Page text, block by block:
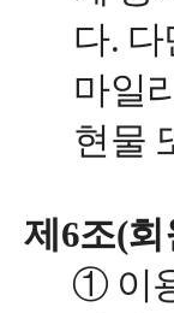
다.
마일
현물
제6조(
① 이